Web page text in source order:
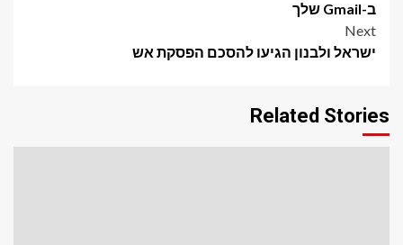
navigation
ב-Gmail שלך
Next
ישראל ולבנון הגיעו להסכם הפסקת אש
Related Stories